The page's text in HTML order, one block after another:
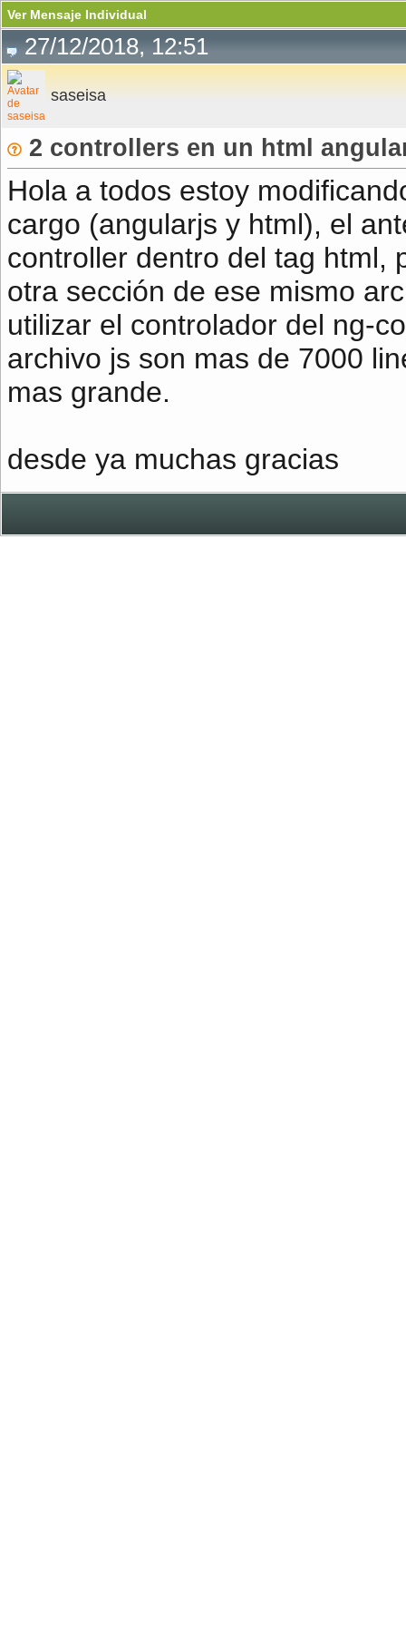
Ver Mensaje Individual
27/12/2018, 12:51
saseisa
2 controllers en un html
Hola a todos estoy
cargo (angularjs y html), el
controller dentro del tag html,
otra sección de ese mismo
utilizar el controlador del ng-
archivo js son mas de 7000
mas grande.
desde ya muchas gracias